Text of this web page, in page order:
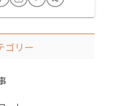
ゴリー